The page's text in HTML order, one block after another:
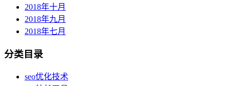
2018年十月
2018年九月
2018年七月
分类目录
seo优化技术